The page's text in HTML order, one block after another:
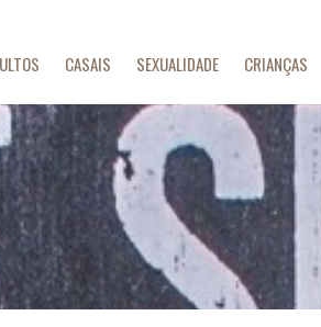
CASAIS SEXUALIDADE CRIANÇAS